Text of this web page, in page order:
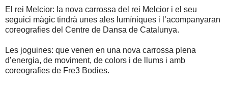
El rei Melcior: la nova carrossa del rei Melcior i el seu
seguici màgic tindrà unes ales lumíniques i l’acompanyaran
coreografies del Centre de Dansa de Catalunya.
Les joguines: que venen en una nova carrossa plena
d’energia, de moviment, de colors i de llums i amb
coreografies de Fre3 Bodies.